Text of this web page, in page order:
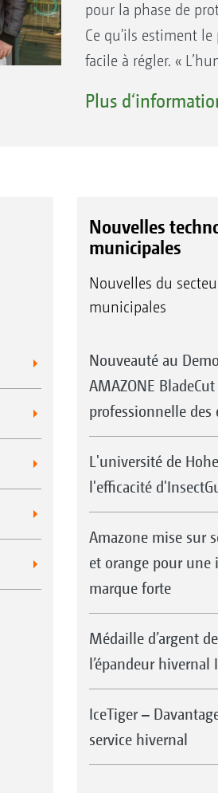
février 2020.
pour la phase de
Ce qu'ils estiment
facile à régler. «
de dos. Il aime
elle remplace de
utilisent aussi la
aires de jeux, les
ramasser ou
énormément de
énorme et sa
des outils de travail
réglage de la
carburant diesel
beaucoup de travail
les reprises ou la
Plus
Nouvelles
municipales
Nouvelles du
municipales
Nouveauté au
AMAZONE
professionnelle des
L'université de
l'efficacité
Amazone mise sur
et orange pour une
marque forte
Médaille d’argent
l’épandeur hivernal
IceTiger –
service hivernal